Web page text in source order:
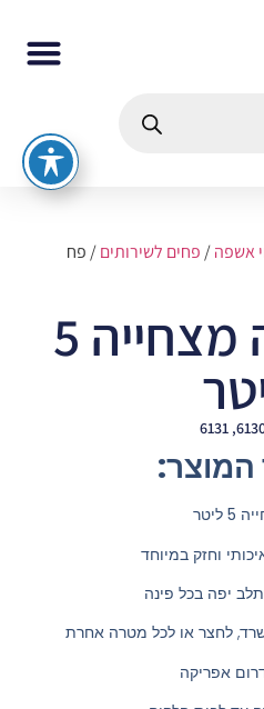
אשפה/פחים לשירותים/ פח
פח אשפה מצחייה 5
המוצר:
וחזק במיוחד
יפה בכל פינה
לחצר או לכל מטרה אחרת
אפריקה